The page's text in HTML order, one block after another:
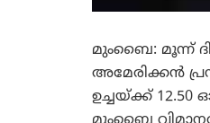
മുംബൈ: മൂന്ന്
അമേരിക്കന്‍
ഉച്ചയ്ക്ക്